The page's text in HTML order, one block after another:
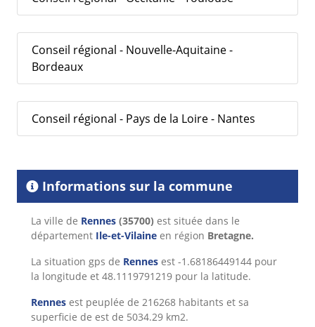
Conseil régional - Nouvelle-Aquitaine -
Bordeaux
Conseil régional - Pays de la Loire - Nantes
Informations sur la commune
La ville de Rennes (35700) est située dans le
département Ile-et-Vilaine en région Bretagne.
La situation gps de Rennes est -1.68186449144 pour
la longitude et 48.1119791219 pour la latitude.
Rennes est peuplée de 216268 habitants et sa
superficie de est de 5034.29 km2.